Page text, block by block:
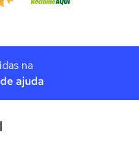
na
ajuda